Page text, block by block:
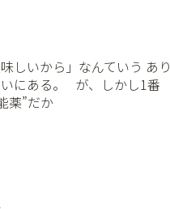
しいから」なんていう あり
にある。 が、しかし1番
薬”だか